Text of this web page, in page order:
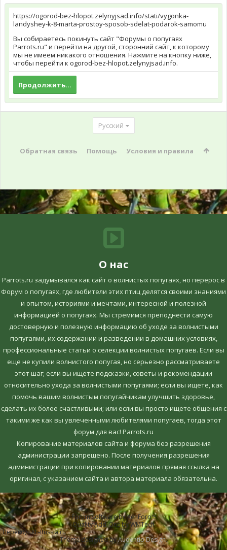
https://ogorod-bez-hlopot.zelynyjsad.info/stati/vygonka-
landyshey-k-8-marta-prostoy-sposob-sdelat-podarok-samomu
Вы собираетесь покинуть сайт "Форумы о попугаях
Parrots.ru" и перейти на другой, сторонний сайт, к которому
мы не имеем никакого отношения. Нажмите на кнопку ниже,
чтобы перейти к ogorod-bez-hlopot.zelynyjsad.info.
Продолжить...
Русский
Обратная связь Помощь Условия и правила
О нас
Parrots.ru задумывался как сайт о волнистых попугаях, но перерос в
Форум о попугаях, где любители этих птиц делятся своими знаниями
и опытом, историями и мечтами, интересной и полезной
информацией о попугаях. Мы стремимся преподнести самую
достоверную и полезную информацию об уходе за волнистыми
попугаями, их содержании и разведении в домашних условиях,
профессиональные статьи о селекции волнистых попугаев. Если вы
еще не купили волнистого попугая, но серьезно рассматриваете
этот шаг; если вы ищете подсказки, советы и рекомендации
относительно ухода за волнистыми попугаями; если вы ищете, как
помочь вашим волнистым попугайчикам улучшить здоровье,
сделать их более счастливыми; или если вы просто ищете общения с
такими же как вы увлеченными любителями попугаев, тогда этот
форум для вас! Parrots.ru
Копирование материалов сайта и форума без разрешения
администрации запрещено. После получения разрешения
администрации при копировании материалов прямая ссылка на
оригинал, c указанием сайта и автора материала обязательна.
Forum software by XenForo™
Quality Add-Ons by WMTech
Перевод:XF-Russia.ru
Theme designed byAudentio Design.